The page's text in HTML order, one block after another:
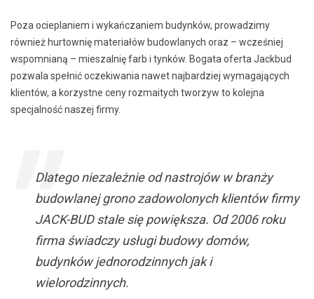
Poza ocieplaniem i wykańczaniem budynków, prowadzimy
również hurtownię materiałów budowlanych oraz – wcześniej
wspomnianą – mieszalnię farb i tynków. Bogata oferta Jackbud
pozwala spełnić oczekiwania nawet najbardziej wymagających
klientów, a korzystne ceny rozmaitych tworzyw to kolejna
specjalność naszej firmy.
Dlatego niezależnie od nastrojów w branży
budowlanej grono zadowolonych klientówfirmy
JACK-BUD stale się powiększa. Od2006 roku
firma świadczy usługi budowydomów,
budynków jednorodzinnychjak i
wielorodzinnych.